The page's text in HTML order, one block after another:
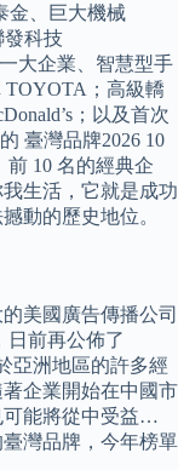
金、巨大機械
發科技
大企業、智慧型手
TOYOTA；高級轎
；以及首次
臺灣品牌2026 10
前 10 名的經典企
生活，它就是成功
動的歷史地位。
美國廣告傳播公司
日前再公佈了
亞洲地區的許多經
企業開始在中國市
可能將從中受益…
灣品牌，今年榜單